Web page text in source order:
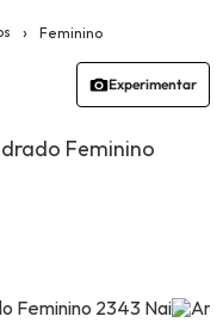
› Feminino
Experimentar
Feminino